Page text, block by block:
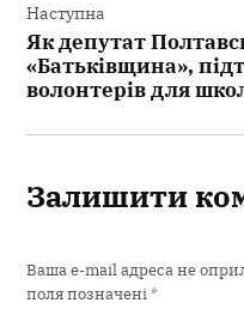
Наступна
Як депутат
«Батьківщина»,
волонтерів для
Залишити
Ваша e-mail адреса не
поля позначені*